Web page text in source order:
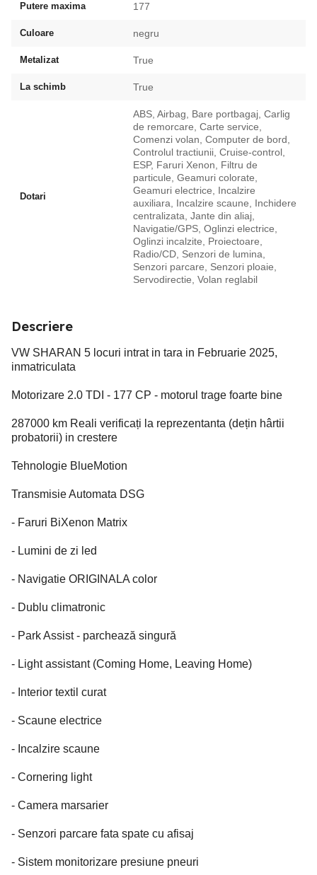
Putere maxima 177
Culoare negru
Metalizat True
La schimb True
Dotari
ABS, Airbag, Bare portbagaj, Carlig
de remorcare, Carte service,
Comenzi volan, Computer de bord,
Controlul tractiunii, Cruise-control,
ESP, Faruri Xenon, Filtru de
particule, Geamuri colorate,
Geamuri electrice, Incalzire
auxiliara, Incalzire scaune, Inchidere
centralizata, Jante din aliaj,
Navigatie/GPS, Oglinzi electrice,
Oglinzi incalzite, Proiectoare,
Radio/CD, Senzori de lumina,
Senzori parcare, Senzori ploaie,
Servodirectie, Volan reglabil
Descriere
VW SHARAN 5 locuri intrat in tara in Februarie 2025,
inmatriculata
Motorizare 2.0 TDI - 177 CP - motorul trage foarte bine
287000 km Reali verificați la reprezentanta (dețin hârtii
probatorii) in crestere
Tehnologie BlueMotion
Transmisie Automata DSG
- Faruri BiXenon Matrix
- Lumini de zi led
- Navigatie ORIGINALA color
- Dublu climatronic
- Park Assist - parchează singură
- Light assistant (Coming Home, Leaving Home)
- Interior textil curat
- Scaune electrice
- Incalzire scaune
- Cornering light
- Camera marsarier
- Senzori parcare fata spate cu afisaj
- Sistem monitorizare presiune pneuri